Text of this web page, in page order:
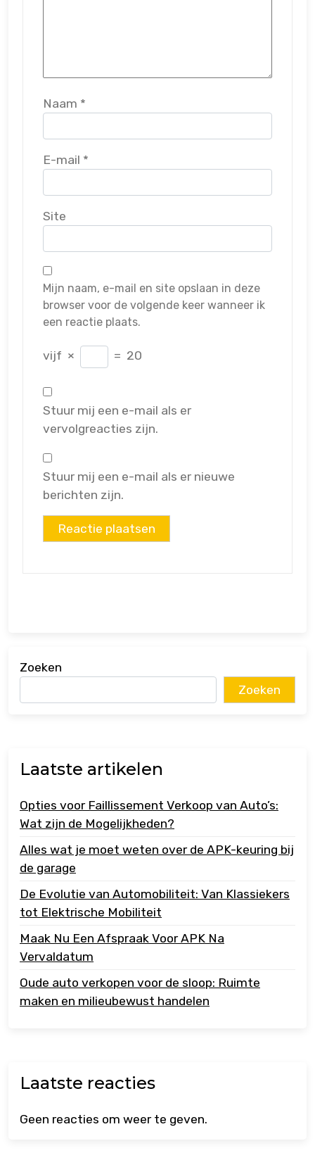
Naam *
E-mail *
Site
Mijn naam, e-mail en site opslaan in deze
browser voor de volgende keer wanneer ik
een reactie plaats.
vijf × = 20
Stuur mij een e-mail als er
vervolgreacties zijn.
Stuur mij een e-mail als er nieuwe
berichten zijn.
Zoeken
Zoeken
Laatste artikelen
Opties voor Faillissement Verkoop van Auto’s:
Wat zijn de Mogelijkheden?
Alles wat je moet weten over de APK-keuring bij
de garage
De Evolutie van Automobiliteit: Van Klassiekers
tot Elektrische Mobiliteit
Maak Nu Een Afspraak Voor APK Na
Vervaldatum
Oude auto verkopen voor de sloop: Ruimte
maken en milieubewust handelen
Laatste reacties
Geen reacties om weer te geven.